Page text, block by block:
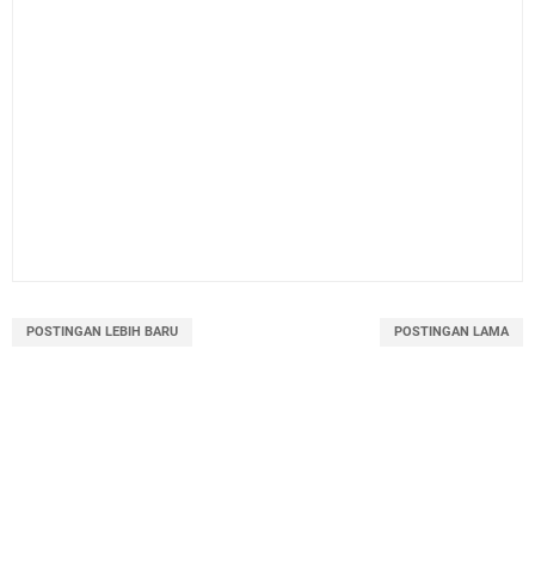
POSTINGAN LEBIH BARU POSTINGAN LAMA